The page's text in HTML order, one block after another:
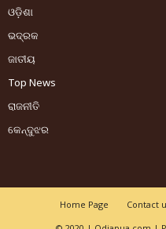
ଓଡ଼ିଶା
ଭଦ୍ରକ
ଜାତୀୟ
Top News
ରାଜନୀତି
କେନ୍ଦୁଝର
Home Page Contact